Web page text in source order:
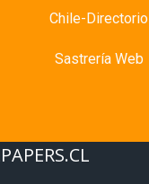
Chile-Directorio
Sastrería Web